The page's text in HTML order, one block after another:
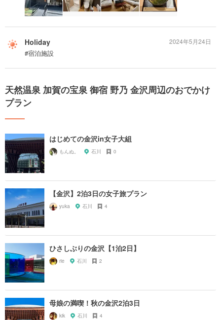
Holiday
#宿泊施設
2024年5月24日
天然温泉 加賀の宝泉 御宿 野乃 金沢周辺のおでかけ
プラン
はじめての金沢in女子大組
もんぬ。 石川 0
【金沢】2泊3日の女子旅プラン
yuka 石川 4
ひさしぶりの金沢【1泊2日】
rie 石川 2
母娘の満喫！秋の金沢2泊3日
kik 石川 4